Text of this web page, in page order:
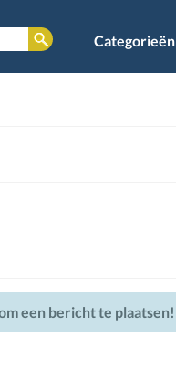
Categorieën
een bericht te plaatsen!